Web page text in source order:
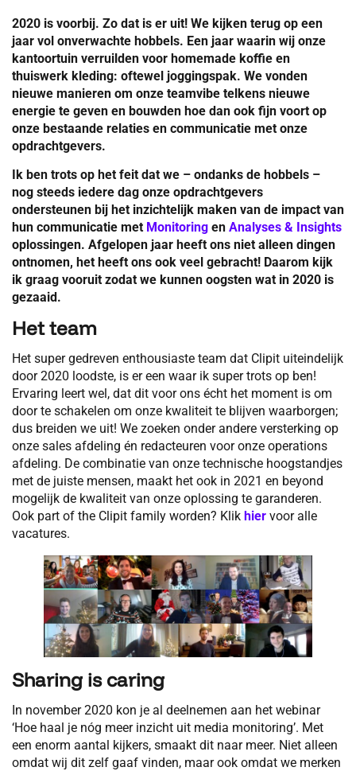
2020 is voorbij. Zo dat is er uit! We kijken terug op een
jaar vol onverwachte hobbels. Een jaar waarin wij onze
kantoortuin verruilden voor homemade koffie en
thuiswerk kleding: oftewel joggingspak. We vonden
nieuwe manieren om onze teamvibe telkens nieuwe
energie te geven en bouwden hoe dan ook fijn voort op
onze bestaande relaties en communicatie met onze
opdrachtgevers.
Ik ben trots op het feit dat we – ondanks de hobbels –
nog steeds iedere dag onze opdrachtgevers
ondersteunen bij het inzichtelijk maken van de impact van
hun communicatie met Monitoring en Analyses & Insights
oplossingen. Afgelopen jaar heeft ons niet alleen dingen
ontnomen, het heeft ons ook veel gebracht! Daarom kijk
ik graag vooruit zodat we kunnen oogsten wat in 2020 is
gezaaid.
Het team
Het super gedreven enthousiaste team dat Clipit uiteindelijk
door 2020 loodste, is er een waar ik super trots op ben!
Ervaring leert wel, dat dit voor ons écht het moment is om
door te schakelen om onze kwaliteit te blijven waarborgen;
dus breiden we uit! We zoeken onder andere versterking op
onze sales afdeling én redacteuren voor onze operations
afdeling. De combinatie van onze technische hoogstandjes
met de juiste mensen, maakt het ook in 2021 en beyond
mogelijk de kwaliteit van onze oplossing te garanderen.
Ook part of the Clipit family worden? Klik hier voor alle
vacatures.
Sharing is caring
In november 2020 kon je al deelnemen aan het webinar
‘Hoe haal je nóg meer inzicht uit media monitoring’. Met
een enorm aantal kijkers, smaakt dit naar meer. Niet alleen
omdat wij dit zelf gaaf vinden, maar ook omdat we merken